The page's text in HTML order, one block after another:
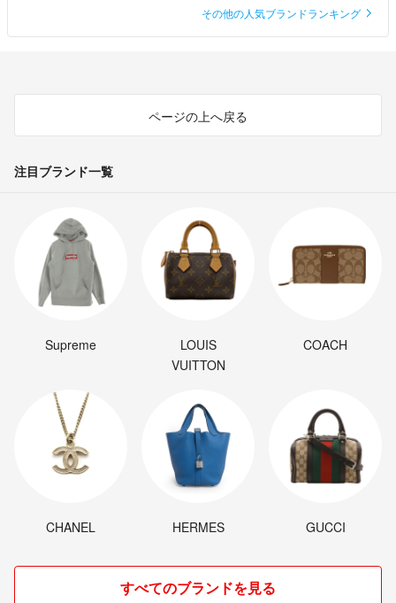
その他の人気ブランドランキング
ページの上へ戻る
注目ブランド一覧
Supreme
LOUIS
VUITTON
COACH
CHANEL HERMES GUCCI
すべてのブランドを見る